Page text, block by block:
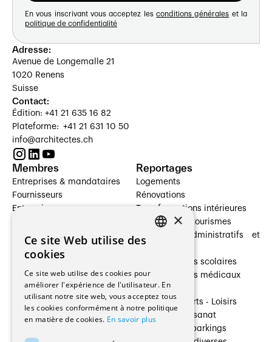
En vous inscrivant vous acceptez les conditions générales et la
politique de confidentialité
Adresse:
Avenue de Longemalle 21
1020 Renens
Suisse
Contact:
Édition: +41 21 635 16 82
Plateforme: +41 21 631 10 50
info@architectes.ch
Membres
Entreprises & mandataires
Fournisseurs
Entreprises
Architectes paysagistes
Architectes d'intérieur
Entreprises générales
Ingénieurs et mandataires
Fabricants / Fournisseurs
Reportages
Logements
Rénovations
Transformations intérieures
Hôtelleries et tourismes
Bâtiments administratifs et
Établissements scolaires
Établissements médicaux
Villas
Cultures - Sports - Loisirs
Industrie - Artisanat
Transports et parkings
×
Ce site Web utilise des
cookies
Ce site web utilise des cookies pour
améliorer l'expérience de l'utilisateur. En
utilisant notre site web, vous acceptez tous
les cookies conformément à notre politique
en matière de cookies. En savoir plus